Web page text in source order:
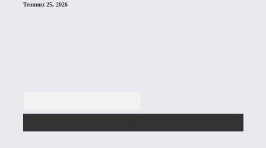
Temmuz 25, 2026